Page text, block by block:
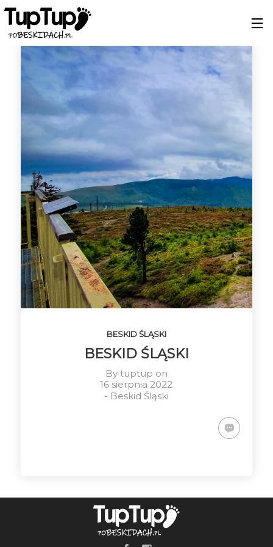
19
MARZEC
BIESZCZADY
4
31
2023
Z KRYNICY DO
RYTRA
26
PAŹDZIERNIK
2023
PRZEWODNIK
BESKIDZKI
ALBERT K.
26
PAŹDZIERNIK
2023
SZCZAWNICA
– WYSOKA –
JAWORKI
10
WRZESIEŃ
2023
CIEPŁY
WSCHÓD
SŁOŃCA
6
WRZESIEŃ
2023
MAGURA
WITOWSKA &
GRZYWACKA
GÓRA
20
LIPIEC
2023
BURZOWA
POGODA
10 3
2023
BIESZCZADY
16
NA
BESKID ŚLĄSKI
BESKID ŚLĄSKI
By tuptup on
16 sierpnia 2022
- Beskid Śląski